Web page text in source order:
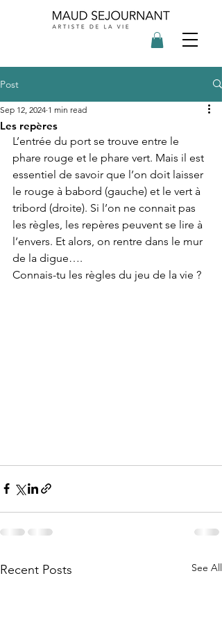
Post
Les repères
Sep 12, 2024 1 min read
L’entrée du port se trouve entre le
phare rouge et le phare vert. Mais il est
essentiel de savoir que l’on doit laisser
le rouge à babord (gauche) et le vert à
tribord (droite). Si l’on ne connait pas
les règles, les repères peuvent se lire à
l’envers. Et alors, on rentre dans le mur
de la digue….
Connais-tu les règles du jeu de la vie ?
Recent Posts See All